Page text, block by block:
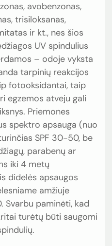
avobenzonas,
trisiloksanas,
ir kt., nes šios
UV spindulius
– odoje vyksta
tarpinių reakcijos
fotooksidantai, taip
egzemos atveju gali
Priemones
spektro apsauga (nuo
SPF 30-50, be
parabenų ar
iki 4 metų
didelės apsaugos
amžiuje
Svarbu paminėti, kad
turėtų būti saugomi